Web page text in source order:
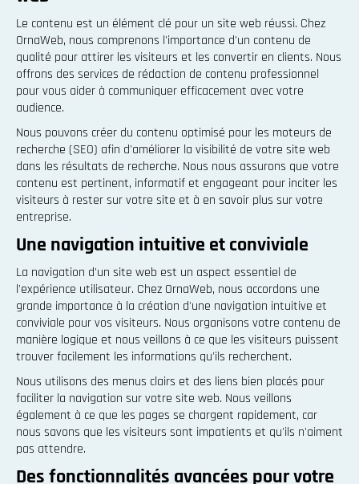
Le contenu est un élément clé pour un site web réussi. Chez
OrnaWeb, nous comprenons l'importance d'un contenu de
qualité pour attirer les visiteurs et les convertir en clients. Nous
offrons des services de rédaction de contenu professionnel
pour vous aider à communiquer efficacement avec votre
audience.
Nous pouvons créer du contenu optimisé pour les moteurs de
recherche (SEO) afin d'améliorer la visibilité de votre site web
dans les résultats de recherche. Nous nous assurons que votre
contenu est pertinent, informatif et engageant pour inciter les
visiteurs à rester sur votre site et à en savoir plus sur votre
entreprise.
Une navigation intuitive et conviviale
La navigation d'un site web est un aspect essentiel de
l'expérience utilisateur. Chez OrnaWeb, nous accordons une
grande importance à la création d'une navigation intuitive et
conviviale pour vos visiteurs. Nous organisons votre contenu de
manière logique et nous veillons à ce que les visiteurs puissent
trouver facilement les informations qu'ils recherchent.
Nous utilisons des menus clairs et des liens bien placés pour
faciliter la navigation sur votre site web. Nous veillons
également à ce que les pages se chargent rapidement, car
nous savons que les visiteurs sont impatients et qu'ils n'aiment
pas attendre.
Des fonctionnalités avancées pour votre